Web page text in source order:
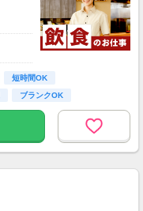
短時間OK
ブランクOK